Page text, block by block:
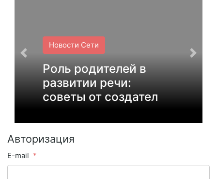
Новости Сети
Роль родителей в
развитии речи:
советы от создател
Авторизация
E-mail